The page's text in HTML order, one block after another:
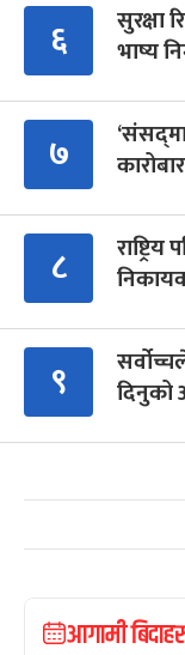
६
सुरक्षा
भाष्य
७
८
९
दिनुको
आगामी